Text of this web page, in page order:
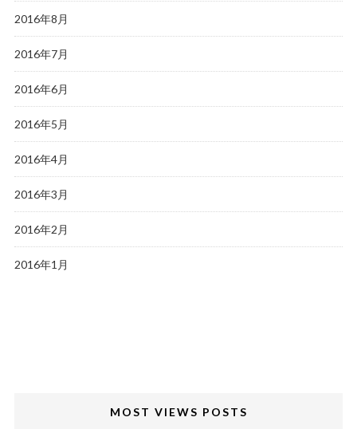
2016年8月
2016年7月
2016年6月
2016年5月
2016年4月
2016年3月
2016年2月
2016年1月
MOST VIEWS POSTS